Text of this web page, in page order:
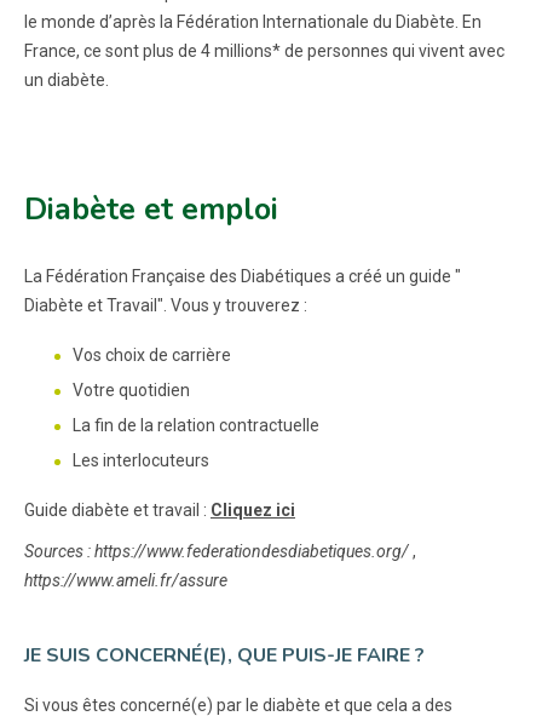
le monde d’après la Fédération Internationale du Diabète. En
France, ce sont plus de 4 millions* de personnes qui vivent avec
un diabète.
Diabète et emploi
La Fédération Française des Diabétiques a créé un guide "
Diabète et Travail". Vous y trouverez :
Vos choix de carrière
Votre quotidien
La fin de la relation contractuelle
Les interlocuteurs
Guide diabète et travail : Cliquez ici
Sources :https://www.federationdesdiabetiques.org/,
https://www.ameli.fr/assure
JE SUIS CONCERNÉ(E), QUE PUIS-JE FAIRE ?
Si vous êtes concerné(e) par le diabète et que cela a des